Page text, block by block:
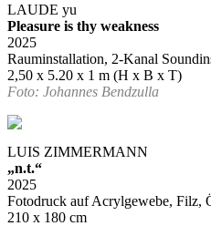
LAUDE yu
Pleasure is thy weakness
2025
Rauminstallation, 2-Kanal
2,50 x 5.20 x 1 m (H x B x T)
Foto: Johannes Bendzulla
LUIS ZIMMERMANN
„n.t.“
2025
Fotodruck auf Acrylgewebe, Filz,
210 x 180 cm